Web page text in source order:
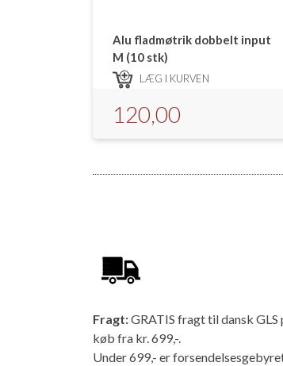
Alu fladmøtrik dobbelt input
M (10 stk)
LÆG I KURVEN
120,00
Fragt:GRATIS fragt til dansk GLS
køb fra kr. 699,-.
Under 699,- er